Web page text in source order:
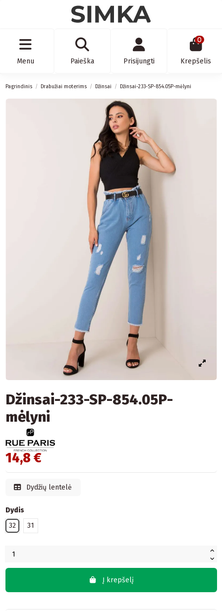
Menu Paieška Prisijungti
0
Krepšelis
Pagrindinis Drabužiai moterims Džinsai Džinsai-233-SP-854.05P-mėlyni
Džinsai-233-SP-854.05P-
mėlyni
14,8 €
Dydžių lentelė
Dydis
32
31
Į krepšelį